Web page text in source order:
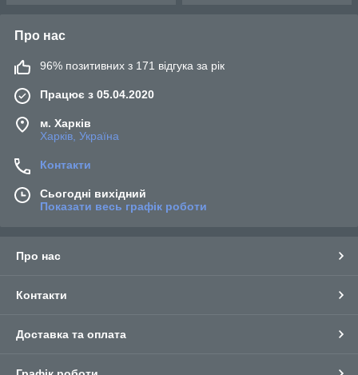
Про нас
96% позитивних з 171 відгука за рік
Працює з 05.04.2020
м. Харків
Харків, Україна
Контакти
Сьогодні вихідний
Показати весь графік роботи
Про нас
Контакти
Доставка та оплата